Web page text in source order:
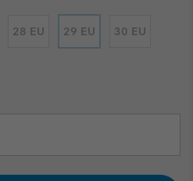
28 EU 29 EU 30 EU